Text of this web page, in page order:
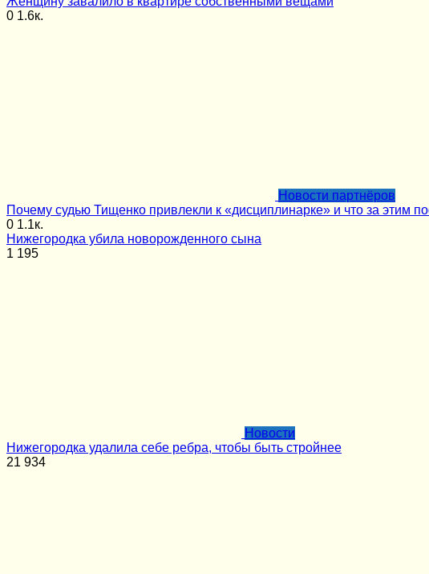
0 1.6к.
Новости партнёров
Почему судью Тищенко привлекли к «дисциплинарке» и что за этим
0 1.1к.
Нижегородка убила новорожденного сына
1 195
Новости
Нижегородка удалила себе ребра, чтобы быть стройнее
21 934